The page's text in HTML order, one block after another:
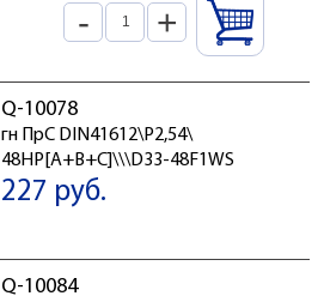
- +
Q-10078
гн ПрС DIN41612\P2,54\
48HP[A+B+C]\\\D33-48F1WS
227 руб.
Q-10084